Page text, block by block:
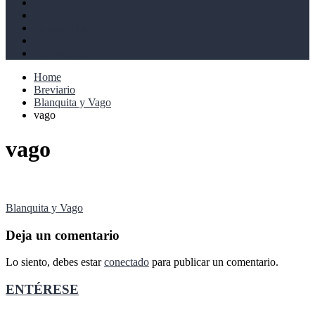
Home
Breviario
Blanquita y Vago
vago
vago
Navegación
de
entradas
Blanquita y Vago
Deja un comentario
Lo siento, debes estarconectado para publicar un comentario.
ENTÉRESE